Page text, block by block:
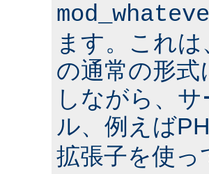
ます。これ
の通常の形
しながら、
ル、例えば
拡張子を使っ